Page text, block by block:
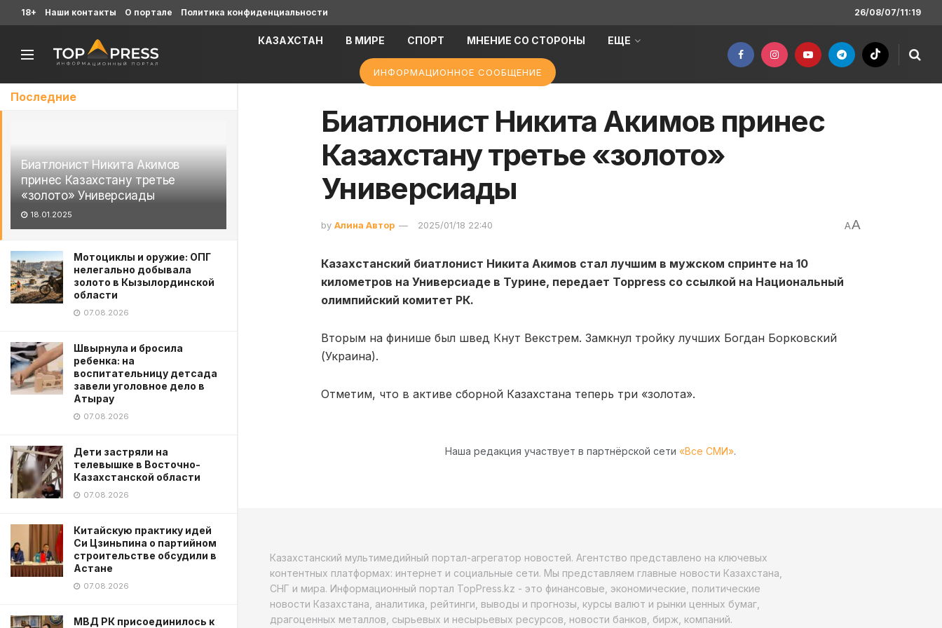
Последние
Биатлонист Никита Акимов
принес Казахстану третье
«золото» Универсиады
18.01.2025
Мотоциклы и оружие: ОПГ
нелегально добывала
золото в Кызылординской
области
07.08.2026
Швырнула и бросила
ребенка: на
воспитательницу детсада
завели уголовное дело в
Атырау
07.08.2026
Дети застряли на
телевышке в Восточно-
Казахстанской области
07.08.2026
Китайскую практику идей
Си Цзиньпина о партийном
строительстве обсудили в
Астане
07.08.2026
МВД РК присоединилось к
18+ Наши контакты О портале Политика конфиденциальности 26/08/07/11:19
КАЗАХСТАН В МИРЕ СПОРТ МНЕНИЕ СО СТОРОНЫ ЕЩЕ
ИНФОРМАЦИОННОЕ СООБЩЕНИЕ
Биатлонист Никита Акимов принес
Казахстану третье «золото»
Универсиады
by Алина Автор 2025/01/18 22:40 AA
Казахстанский биатлонист Никита Акимов стал лучшим в мужском спринте на 10
километров на Универсиаде в Турине, передает Toppress со ссылкой на Национальный
олимпийский комитет РК.
Вторым на финише был швед Кнут Векстрем. Замкнул тройку лучших Богдан Борковский
(Украина).
Отметим, что в активе сборной Казахстана теперь три «золота».
Наша редакция участвует в партнёрской сети «Все СМИ».
Казахстанский мультимедийный портал-агрегатор новостей. Агентство представлено на ключевых
контентных платформах: интернет и социальные сети. Мы представляем главные новости Казахстана,
СНГ и мира. Информационный портал TopPress.kz - это финансовые, экономические, политические
новости Казахстана, аналитика, рейтинги, выводы и прогнозы, курсы валют и рынки ценных бумаг,
драгоценных металлов, сырьевых и несырьевых ресурсов, новости банков, бирж, компаний.